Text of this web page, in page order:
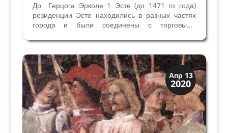
До Герцога Эрколе 1 Эсте (до 1471 го года)
резиденции Эсте находились в разных частях
города и были соединены с торговыми
залы для приема важных гостей были в
нескольких зданиях, где проживали
многочисленные семьи члены рода...
Апр 13
2020
Династии
Мантуя и Феррара